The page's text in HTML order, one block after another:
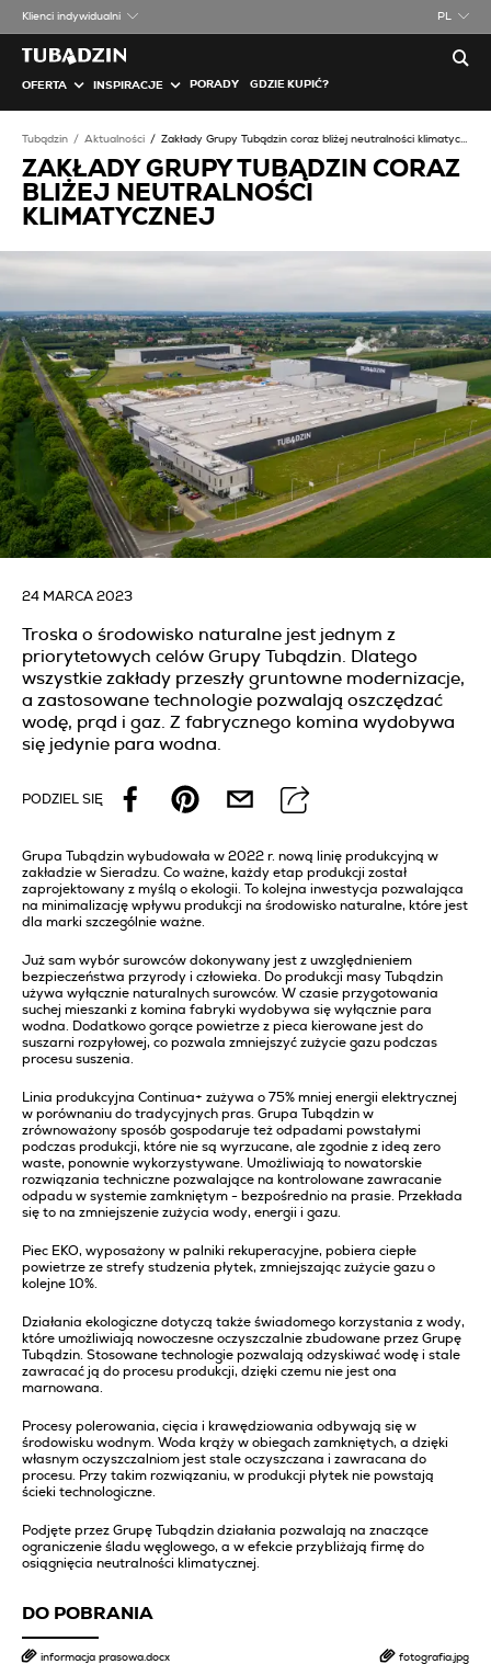
Klienci indywidualni PL
OFERTA INSPIRACJE PORADY GDZIE KUPIĆ?
Tubądzin Aktualności Zakłady Grupy Tubądzin coraz bliżej neutralności klimatycznej
ZAKŁADY GRUPY TUBĄDZIN CORAZ
BLIŻEJ NEUTRALNOŚCI
KLIMATYCZNEJ
24 MARCA 2023
Troska o środowisko naturalne jest jednym z
priorytetowych celów Grupy Tubądzin. Dlatego
wszystkie zakłady przeszły gruntowne modernizacje,
a zastosowane technologie pozwalają oszczędzać
wodę, prąd i gaz. Z fabrycznego komina wydobywa
się jedynie para wodna.
PODZIEL SIĘ
Grupa Tubądzin wybudowała w 2022 r. nową linię produkcyjną w
zakładzie w Sieradzu. Co ważne, każdy etap produkcji został
zaprojektowany z myślą o ekologii. To kolejna inwestycja pozwalająca
na minimalizację wpływu produkcji na środowisko naturalne, które jest
dla marki szczególnie ważne.
Już sam wybór surowców dokonywany jest z uwzględnieniem
bezpieczeństwa przyrody i człowieka. Do produkcji masy Tubądzin
używa wyłącznie naturalnych surowców. W czasie przygotowania
suchej mieszanki z komina fabryki wydobywa się wyłącznie para
wodna. Dodatkowo gorące powietrze z pieca kierowane jest do
suszarni rozpyłowej, co pozwala zmniejszyć zużycie gazu podczas
procesu suszenia.
Linia produkcyjna Continua+ zużywa o 75% mniej energii elektrycznej
w porównaniu do tradycyjnych pras. Grupa Tubądzin w
zrównoważony sposób gospodaruje też odpadami powstałymi
podczas produkcji, które nie są wyrzucane, ale zgodnie z ideą zero
waste, ponownie wykorzystywane. Umożliwiają to nowatorskie
rozwiązania techniczne pozwalające na kontrolowane zawracanie
odpadu w systemie zamkniętym - bezpośrednio na prasie. Przekłada
się to na zmniejszenie zużycia wody, energii i gazu.
Piec EKO, wyposażony w palniki rekuperacyjne, pobiera ciepłe
powietrze ze strefy studzenia płytek, zmniejszając zużycie gazu o
kolejne 10%.
Działania ekologiczne dotyczą także świadomego korzystania z wody,
które umożliwiają nowoczesne oczyszczalnie zbudowane przez Grupę
Tubądzin. Stosowane technologie pozwalają odzyskiwać wodę i stale
zawracać ją do procesu produkcji, dzięki czemu nie jest ona
marnowana.
Procesy polerowania, cięcia i krawędziowania odbywają się w
środowisku wodnym. Woda krąży w obiegach zamkniętych, a dzięki
własnym oczyszczalniom jest stale oczyszczana i zawracana do
procesu. Przy takim rozwiązaniu, w produkcji płytek nie powstają
ścieki technologiczne.
Podjęte przez Grupę Tubądzin działania pozwalają na znaczące
ograniczenie śladu węglowego, a w efekcie przybliżają firmę do
osiągnięcia neutralności klimatycznej.
DO POBRANIA
informacja prasowa.docx fotografia.jpg